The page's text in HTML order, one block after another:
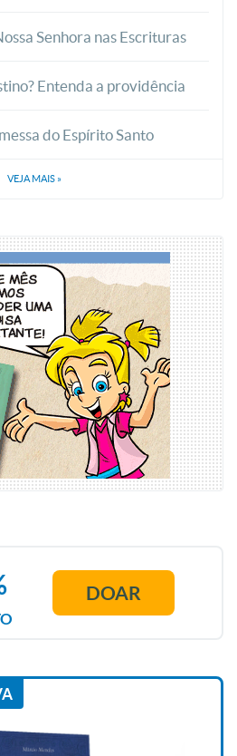
Senhora nas Escrituras
Entenda a providência
do Espírito Santo
VEJA MAIS »
DOAR